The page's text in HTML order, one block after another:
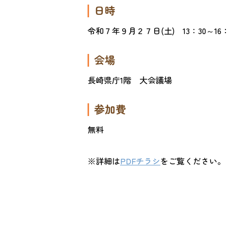
日時
令和７年９月２７日(土) 13：30～16
会場
長崎県庁1階 大会議場
参加費
無料
※詳細はPDFチラシをご覧ください。